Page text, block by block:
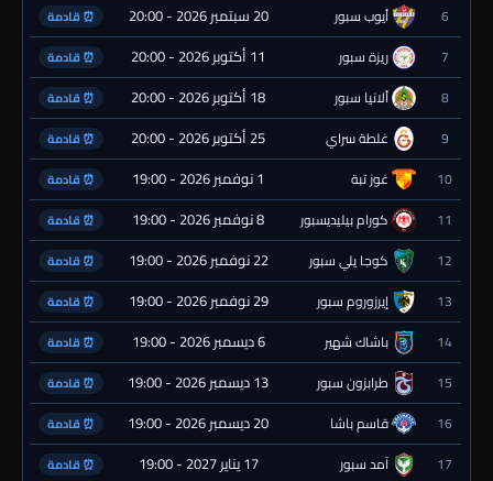
6 أيوب سبور 20 سبتمبر 2026 - 20:00 ⏰ قادمة
7 ريزة سبور 11 أكتوبر 2026 - 20:00 ⏰ قادمة
8 ألانيا سبور 18 أكتوبر 2026 - 20:00 ⏰ قادمة
9 غلطة سراي 25 أكتوبر 2026 - 20:00 ⏰ قادمة
10 غوز تبة 1 نوفمبر 2026 - 19:00 ⏰ قادمة
11 كورام بيليديسبور 8 نوفمبر 2026 - 19:00 ⏰ قادمة
12 كوجا يلي سبور 22 نوفمبر 2026 - 19:00 ⏰ قادمة
13 إيرزوروم سبور 29 نوفمبر 2026 - 19:00 ⏰ قادمة
14 باشاك شهير 6 ديسمبر 2026 - 19:00 ⏰ قادمة
15 طرابزون سبور 13 ديسمبر 2026 - 19:00 ⏰ قادمة
16 قاسم باشا 20 ديسمبر 2026 - 19:00 ⏰ قادمة
17 آمد سبور 17 يناير 2027 - 19:00 ⏰ قادمة